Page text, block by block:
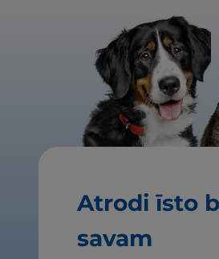
Atrodi īsto
savam